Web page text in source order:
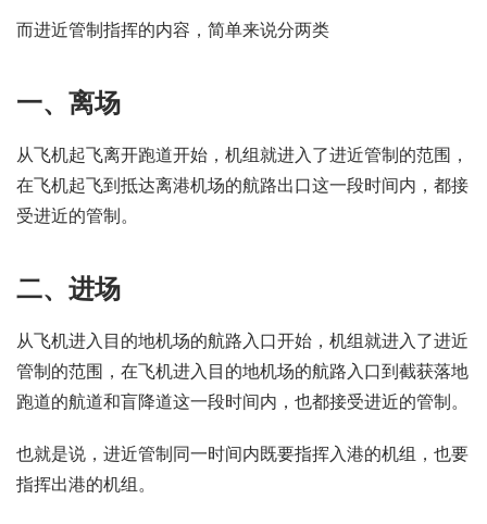
而进近管制指挥的内容，简单来说分两类
一、离场
从飞机起飞离开跑道开始，机组就进入了进近管制的范围，
在飞机起飞到抵达离港机场的航路出口这一段时间内，都接
受进近的管制。
二、进场
从飞机进入目的地机场的航路入口开始，机组就进入了进近
管制的范围，在飞机进入目的地机场的航路入口到截获落地
跑道的航道和盲降道这一段时间内，也都接受进近的管制。
也就是说，进近管制同一时间内既要指挥入港的机组，也要
指挥出港的机组。